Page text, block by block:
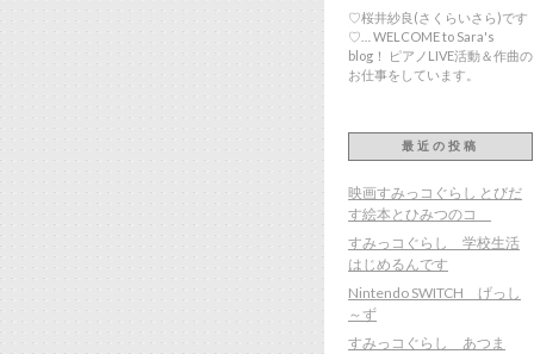
♡桜井紗良(さくらいさら)です
♡… WELCOME to Sara's
blog！ ピアノLIVE活動＆作曲の
お仕事をしています。
最近の投稿
映画すみっコぐらし とびだ
す絵本とひみつのコ
すみっコぐらし 学校生活
はじめるんです
Nintendo SWITCH げっし
～ず
すみっコぐらし あつま